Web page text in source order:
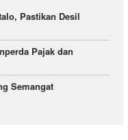
Pastikan Desil
Pajak dan
Semangat